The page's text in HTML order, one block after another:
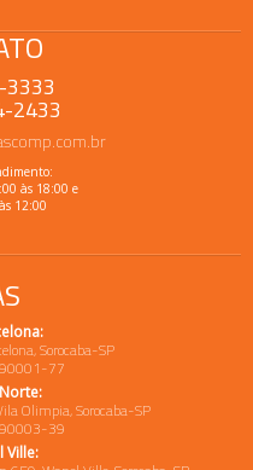
3333
2433
às 18:00 e
12:00
Sorocaba-SP
77
Olimpia, Sorocaba-SP
39
Ville: